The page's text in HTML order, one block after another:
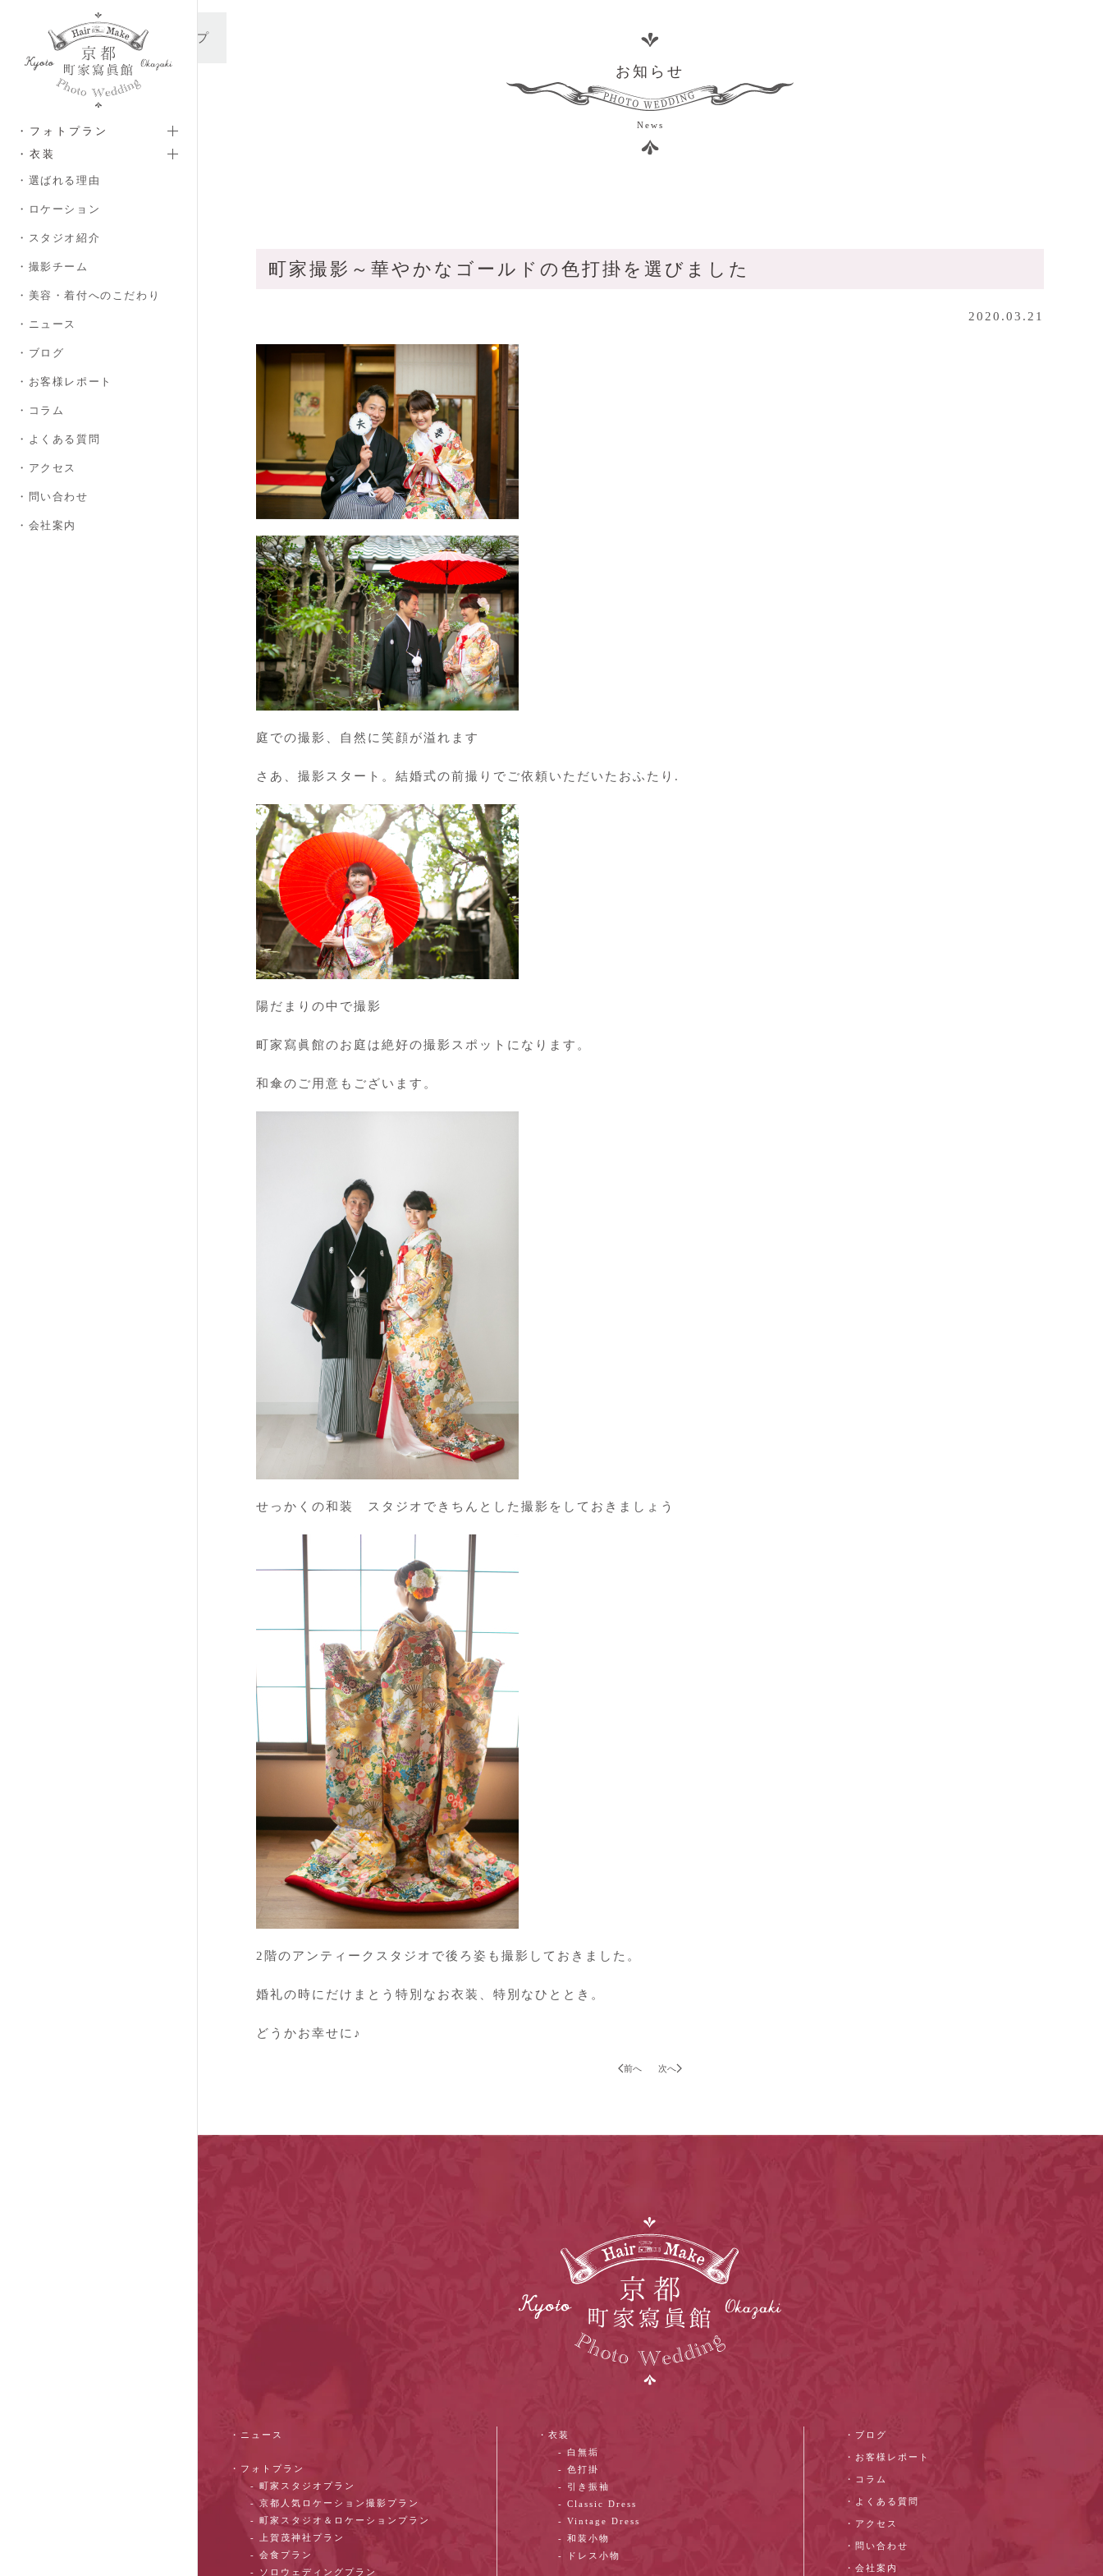
メインコンテンツへスキップ
・フォトプラン
・衣装
・選ばれる理由
・ロケーション
・スタジオ紹介
・撮影チーム
・美容・着付へのこだわり
・ニュース
・ブログ
・お客様レポート
・コラム
・よくある質問
・アクセス
・問い合わせ
・会社案内
お知らせ
News
町家撮影～華やかなゴールドの色打掛を選びました
2020.03.21
庭での撮影、自然に笑顔が溢れます
さあ、撮影スタート。結婚式の前撮りでご依頼いただいたおふたり.
陽だまりの中で撮影
町家寫眞館のお庭は絶好の撮影スポットになります。
和傘のご用意もございます。
せっかくの和装 スタジオできちんとした撮影をしておきましょう
2階のアンティークスタジオで後ろ姿も撮影しておきました。
婚礼の時にだけまとう特別なお衣装、特別なひととき。
どうかお幸せに♪
前へ 次へ
・ニュース
・フォトプラン
- 町家スタジオプラン
- 京都人気ロケーション撮影プラン
- 町家スタジオ＆ロケーションプラン
- 上賀茂神社プラン
- 会食プラン
- ソロウェディングプラン
・衣装
- 白無垢
- 色打掛
- 引き振袖
- Classic Dress
- Vintage Dress
- 和装小物
- ドレス小物
・ブログ
・お客様レポート
・コラム
・よくある質問
・アクセス
・問い合わせ
・会社案内